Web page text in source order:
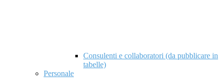
Consulenti e collaboratori (da pubblicare in
tabelle)
Personale